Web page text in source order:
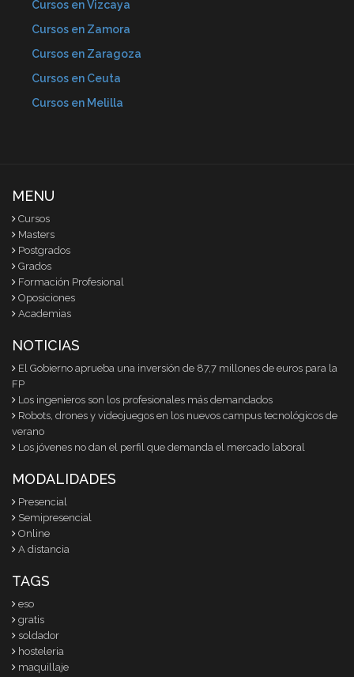
Cursos en Vizcaya
Cursos en Zamora
Cursos en Zaragoza
Cursos en Ceuta
Cursos en Melilla
MENU
Cursos
Masters
Postgrados
Grados
Formación Profesional
Oposiciones
Academias
NOTICIAS
El Gobierno aprueba una inversión de 87,7 millones de euros para la
FP
Los ingenieros son los profesionales más demandados
Robots, drones y videojuegos en los nuevos campus tecnológicos de
verano
Los jóvenes no dan el perfil que demanda el mercado laboral
MODALIDADES
Presencial
Semipresencial
Online
A distancia
TAGS
eso
gratis
soldador
hosteleria
maquillaje